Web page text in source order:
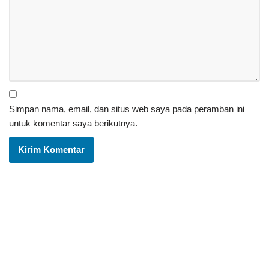
Simpan nama, email, dan situs web saya pada peramban ini
untuk komentar saya berikutnya.